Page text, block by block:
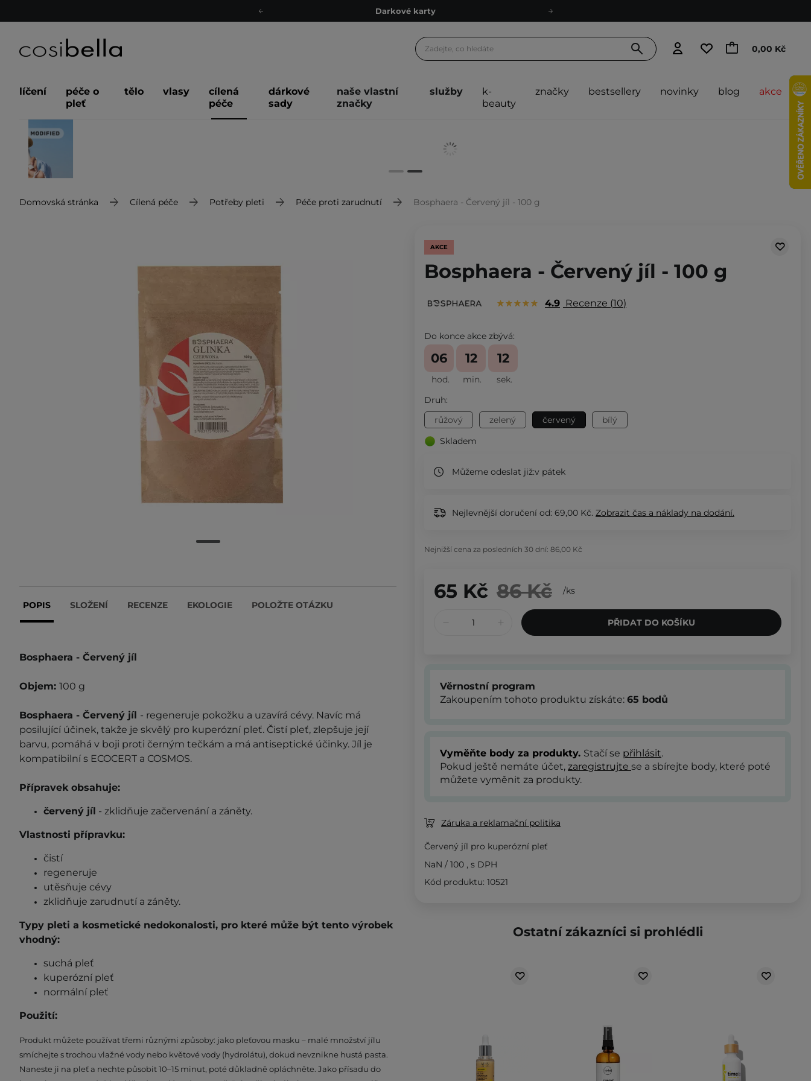
Darkové karty
Doporučovací Program
Darkové karty
0,00 Kč
líčení
péče o
pleť
tělo vlasy
cílená
péče
dárkové
sady
naše vlastní
značky
služby
k-
beauty
značky bestsellery novinky blog akce
Domovská stránka Cílená péče Potřeby pleti Péče proti zarudnutí Bosphaera - Červený jíl - 100 g
POPIS SLOŽENÍ RECENZE EKOLOGIE POLOŽTE OTÁZKU
Bosphaera - Červený jíl
Objem: 100 g
Bosphaera - Červený jíl - regeneruje pokožku a uzavírá cévy. Navíc má
posilující účinek, takže je skvělý pro kuperózní pleť. Čistí pleť, zlepšuje její
barvu, pomáhá v boji proti černým tečkám a má antiseptické účinky. Jíl je
kompatibilní s ECOCERT a COSMOS.
Přípravek obsahuje:
červený jíl - zklidňuje začervenání a záněty.
Vlastnosti přípravku:
čistí
regeneruje
utěsňuje cévy
zklidňuje zarudnutí a záněty.
Typy pleti a kosmetické nedokonalosti, pro které může být tento výrobek
vhodný:
suchá pleť
kuperózní pleť
normální pleť
Použití:
Produkt můžete používat třemi různými způsoby: jako pleťovou masku – malé množství jílu
smíchejte s trochou vlažné vody nebo květové vody (hydrolátu), dokud nevznikne hustá pasta.
Naneste ji na pleť a nechte působit 10–15 minut, poté důkladně opláchněte. Jako přísadu do
AKCE
Bosphaera - Červený jíl - 100 g
4.9 Recenze 10
Do konce akce zbývá:
hod.
06
min.
12
sek.
11
Druh:
růžový
zelený červený
bílý
Skladem
Můžeme odeslat již:v pátek
Nejlevnější doručení od: 69,00 Kč. Zobrazit čas a náklady na dodání.
Nejnižší cena za posledních 30 dní: 86,00 Kč
65 Kč 86 Kč /ks
PŘIDAT DO KOŠÍKU
Věrnostní program
Zakoupením tohoto produktu získáte: 65 bodů
Vyměňte body za produkty. Stačí se přihlásit.
Pokud ještě nemáte účet, zaregistrujte se a sbírejte body, které poté
můžete vyměnit za produkty.
Záruka a reklamační politika
Červený jíl pro kuperózní pleť
NaN / 100 , s DPH
Kód produktu: 10521
Ostatní zákazníci si prohlédli